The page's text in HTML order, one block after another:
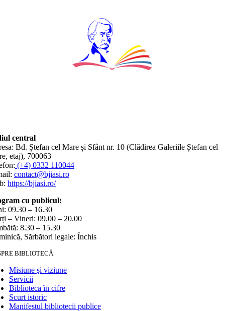
central
Bd. Ștefan cel Mare și Sfânt nr. 10 (Clădirea Galeriile Ștefan cel
etaj), 700063
(+4) 0332 110044
contact@bjiasi.ro
https://bjiasi.ro/
cu publicul:
09.30 – 16.30
– Vineri: 09.00 – 20.00
8.30 – 15.30
Sărbători legale: Închis
BIBLIOTECĂ
Misiune şi viziune
Servicii
Biblioteca în cifre
Scurt istoric
Manifestul bibliotecii publice